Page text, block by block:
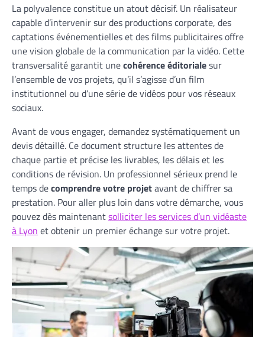
La polyvalence constitue un atout décisif. Un réalisateur
capable d’intervenir sur des productions corporate, des
captations événementielles et des films publicitaires offre
une vision globale de la communication par la vidéo. Cette
transversalité garantit unecohérence éditorialesur
l’ensemble de vos projets, qu’il s’agisse d’un film
institutionnel ou d’une série de vidéos pour vos réseaux
sociaux.
Avant de vous engager, demandez systématiquement un
devis détaillé. Ce document structure les attentes de
chaque partie et précise les livrables, les délais et les
conditions de révision. Un professionnel sérieux prend le
temps decomprendre votre projetavant de chiffrer sa
prestation. Pour aller plus loin dans votre démarche, vous
pouvez dès maintenantsolliciter les services d’un vidéaste
à Lyon et obtenir un premier échange sur votre projet.